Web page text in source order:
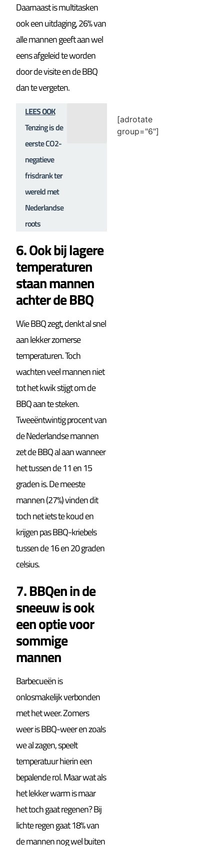
Daarnaast is multitasken
ook een uitdaging, 26% van
alle mannen geeft aan wel
eens afgeleid te worden
door de visite en de BBQ
dan te vergeten.
LEES OOK
Tenzing is de
eerste CO2-
negatieve
frisdrank ter
wereld met
Nederlandse
roots
6. Ook bij lagere
temperaturen
staan mannen
achter de BBQ
Wie BBQ zegt, denkt al snel
aan lekker zomerse
temperaturen. Toch
wachten veel mannen niet
tot het kwik stijgt om de
BBQ aan te steken.
Tweeëntwintig procent van
de Nederlandse mannen
zet de BBQ al aan wanneer
het tussen de 11 en 15
graden is. De meeste
mannen (27%) vinden dit
toch net iets te koud en
krijgen pas BBQ-kriebels
tussen de 16 en 20 graden
celsius.
7. BBQen in de
sneeuw is ook
een optie voor
sommige
mannen
Barbecueën is
onlosmakelijk verbonden
met het weer. Zomers
weer is BBQ-weer en zoals
we al zagen, speelt
temperatuur hierin een
bepalende rol. Maar wat als
het lekker warm is maar
het toch gaat regenen? Bij
lichte regen gaat 18% van
de mannen nog wel buiten
[adrotate
group="6"]